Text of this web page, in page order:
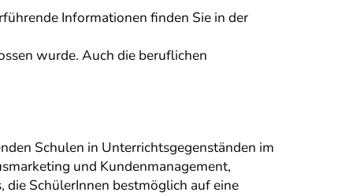
Informationen finden Sie in der
wurde. Auch die beruflichen
Schulen in Unterrichtsgegenständen im
und Kundenmanagement,
die SchülerInnen bestmöglich auf eine